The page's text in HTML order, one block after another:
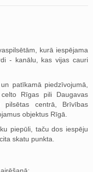
kurā iespējama
- kanālu, kas vijas cauri
patīkamā piedzīvojumā,
Rīgas pili Daugavas
pilsētas centrā, Brīvības
objektus Rīgā.
piepūli, taču dos iespēju
skatu punkta.